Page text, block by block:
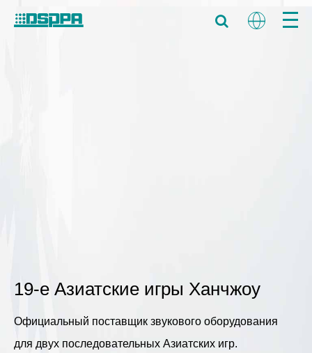
19-е Азиатские игры Ханчжоу
Официальный поставщик звукового оборудования
для двух последовательных Азиатских игр.